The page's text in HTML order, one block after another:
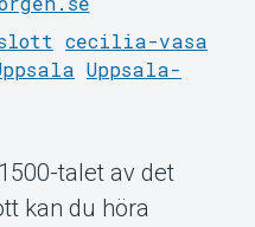
cecilia-vasa
Uppsala-
talet av det
kan du höra